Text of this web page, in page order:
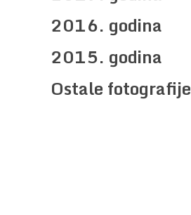
2016. godina
2015. godina
Ostale fotografije